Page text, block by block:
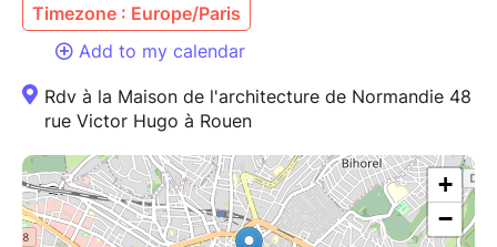
Timezone : Europe/Paris
Add to my calendar
Rdv à la Maison de l'architecture de Normandie 48
rue Victor Hugo à Rouen
+
−